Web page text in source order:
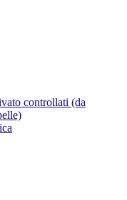
controllati (da